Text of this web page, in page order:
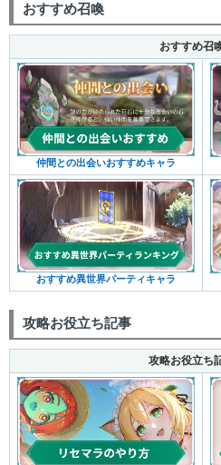
おすすめ召喚
おすすめ召
仲間との出会いおすすめキャラ
おすすめ異世界パーティキャラ
攻略お役立ち記事
攻略お役立ち